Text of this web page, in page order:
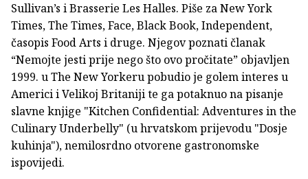
Sullivan’s i Brasserie Les Halles. Piše za New York
Times, The Times, Face, Black Book, Independent,
časopis Food Arts i druge. Njegov poznati članak
“Nemojte jesti prije nego što ovo pročitate” objavljen
1999. u The New Yorkeru pobudio je golem interes u
Americi i Velikoj Britaniji te ga potaknuo na pisanje
slavne knjige "Kitchen Confidential: Adventures in the
Culinary Underbelly" (u hrvatskom prijevodu "Dosje
kuhinja"), nemilosrdno otvorene gastronomske
ispovijedi.